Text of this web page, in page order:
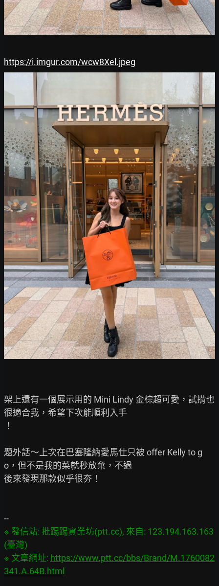
https://i.imgur.com/wcw8Xel.jpeg
架上還有一個展示用的 Mini Lindy 金棕超可愛，試揹也
很適合我，希望下次能順利入手
！
題外話～上次在巴塞隆納愛馬仕只被 offer Kelly to g
o，但不是我的菜就秒放棄，不過
後來發現那款似乎很夯！
※ 發信站: 批踢踢實業坊(ptt.cc), 來自: 123.194.163.163
(臺灣)
※ 文章網址: https://www.ptt.cc/bbs/Brand/M.1760082
341.A.64B.html